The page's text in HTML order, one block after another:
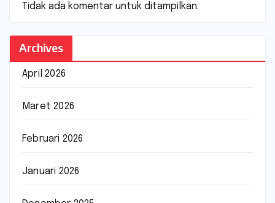
Tidak ada komentar untuk ditampilkan.
Archives
April 2026
Maret 2026
Februari 2026
Januari 2026